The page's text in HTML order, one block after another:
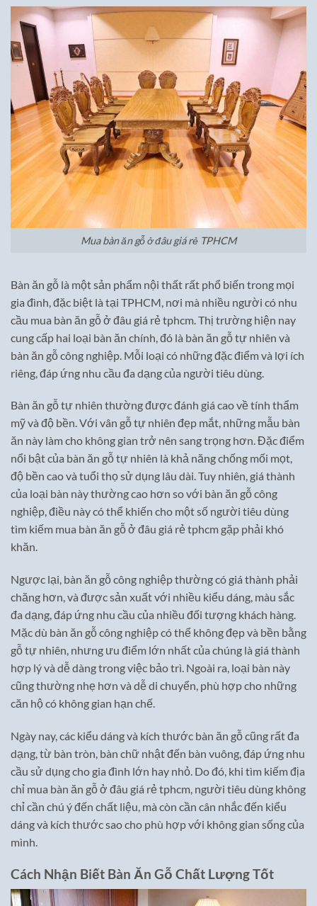
Mua bàn ăn gỗ ở đâu giá rẻ TPHCM
Bàn ăn gỗ là một sản phẩm nội thất rất phổ biến trong mọi
gia đình, đặc biệt là tại TPHCM, nơi mà nhiều người có nhu
cầu mua bàn ăn gỗ ở đâu giá rẻ tphcm. Thị trường hiện nay
cung cấp hai loại bàn ăn chính, đó là bàn ăn gỗ tự nhiên và
bàn ăn gỗ công nghiệp. Mỗi loại có những đặc điểm và lợi ích
riêng, đáp ứng nhu cầu đa dạng của người tiêu dùng.
Bàn ăn gỗ tự nhiên thường được đánh giá cao về tính thẩm
mỹ và độ bền. Với vân gỗ tự nhiên đẹp mắt, những mẫu bàn
ăn này làm cho không gian trở nên sang trọng hơn. Đặc điểm
nổi bật của bàn ăn gỗ tự nhiên là khả năng chống mối mọt,
độ bền cao và tuổi thọ sử dụng lâu dài. Tuy nhiên, giá thành
của loại bàn này thường cao hơn so với bàn ăn gỗ công
nghiệp, điều này có thể khiến cho một số người tiêu dùng
tìm kiếm mua bàn ăn gỗ ở đâu giá rẻ tphcm gặp phải khó
khăn.
Ngược lại, bàn ăn gỗ công nghiệp thường có giá thành phải
chăng hơn, và được sản xuất với nhiều kiểu dáng, màu sắc
đa dạng, đáp ứng nhu cầu của nhiều đối tượng khách hàng.
Mặc dù bàn ăn gỗ công nghiệp có thể không đẹp và bền bằng
gỗ tự nhiên, nhưng ưu điểm lớn nhất của chúng là giá thành
hợp lý và dễ dàng trong việc bảo trì. Ngoài ra, loại bàn này
cũng thường nhẹ hơn và dễ di chuyển, phù hợp cho những
căn hộ có không gian hạn chế.
Ngày nay, các kiểu dáng và kích thước bàn ăn gỗ cũng rất đa
dạng, từ bàn tròn, bàn chữ nhật đến bàn vuông, đáp ứng nhu
cầu sử dụng cho gia đình lớn hay nhỏ. Do đó, khi tìm kiếm địa
chỉ mua bàn ăn gỗ ở đâu giá rẻ tphcm, người tiêu dùng không
chỉ cần chú ý đến chất liệu, mà còn cần cân nhắc đến kiểu
dáng và kích thước sao cho phù hợp với không gian sống của
mình.
Cách Nhận Biết Bàn Ăn Gỗ Chất Lượng Tốt